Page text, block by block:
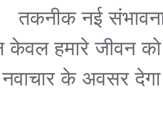
तकनीक नई
केवल हमारे जीवन
के अवसर